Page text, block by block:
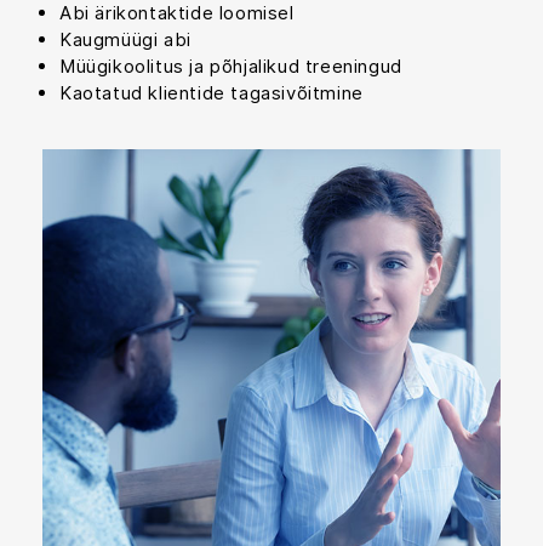
Abi ärikontaktide loomisel
Kaugmüügi abi
Müügikoolitus ja põhjalikud treeningud
Kaotatud klientide tagasivõitmine